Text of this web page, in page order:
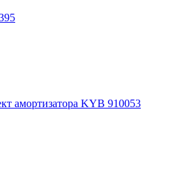
амортизатора KYB 910053